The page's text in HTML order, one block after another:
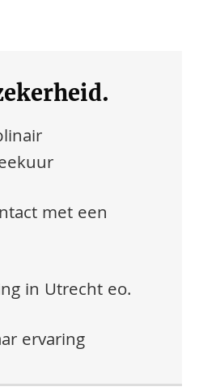
met een
in Utrecht eo.
ervaring